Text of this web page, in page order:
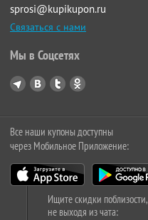
sprosi@kupikupon.ru
Связаться с нами
Мы в Соцсетях
Все наши купоны доступны
через Мобильное Приложение:
Ищите скидки поблизости,
не выходя из чата: